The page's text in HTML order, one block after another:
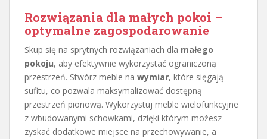
Rozwiązania dla małych pokoi –
optymalne zagospodarowanie
Skup się na sprytnych rozwiązaniach dla małego
pokoju, aby efektywnie wykorzystać ograniczoną
przestrzeń. Stwórz meble na wymiar, które sięgają
sufitu, co pozwala maksymalizować dostępną
przestrzeń pionową. Wykorzystuj meble wielofunkcyjne
z wbudowanymi schowkami, dzięki którym możesz
zyskać dodatkowe miejsce na przechowywanie, a